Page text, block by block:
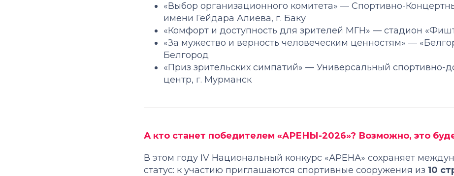
«Выбор организационного комитета» — Спортивно-
имени Гейдара Алиева, г. Баку
«Комфорт и доступность для зрителей МГН» — стадион
«За мужество и верность человеческим ценностям» —
Белгород
«Приз зрительских симпатий» — Универсальный спортивно-
центр, г. Мурманск
А кто станет победителем «АРЕНЫ-2026»? Возможно, это
В этом году IV Национальный конкурс «АРЕНА» сохраняет
статус: к участию приглашаются спортивные сооружения из 10